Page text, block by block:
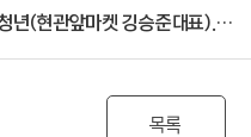
아무튼청년(현관앞마켓 깅승준대표).png
목록